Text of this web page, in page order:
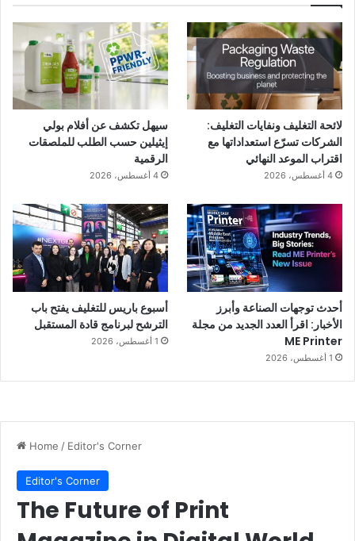
لائحة التغليف ونفايات التغليف:
الشركات تسرّع استعداداتها مع
اقتراب الموعد النهائي
4 أغسطس، 2026
سيهل تكشف عن أفلام بولي
إيثيلين حسب الطلب للملصقات
الرقمية
4 أغسطس، 2026
أحدث توجهات الصناعة وأبرز
الأخبار: اقرأ العدد الجديد من مجلة
ME Printer
1 أغسطس، 2026
أسبوع باريس للتغليف يفتح باب
الترشح لبرنامج قادة المستقبل
1 أغسطس، 2026